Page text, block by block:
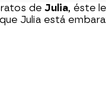
de Julia, éste
Julia está